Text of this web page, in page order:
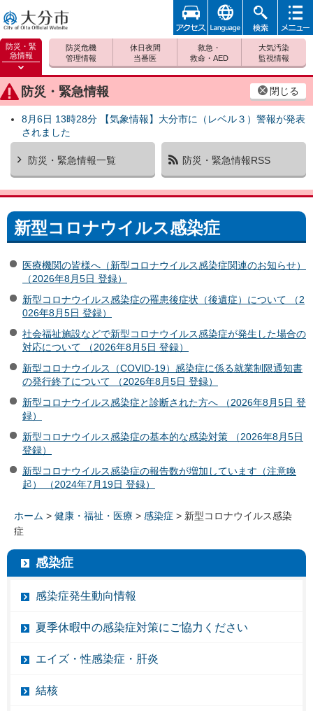
大分市
防災・緊
急情報
防災緊
急情報
を開く
防災・緊急情報 閉じる
8月6日 13時28分 【気象情報】大分市に（レベル３）警報が発表
されました
防災・緊急情報一覧 防災・緊急情報RSS
防災危機
管理情報
休日夜間
当番医
救急・
救命・AED
大気汚染
監視情報
アクセ
ス
foreign 検索
メニュ
新型コロナウイルス感染症
医療機関の皆様へ（新型コロナウイルス感染症関連のお知らせ）
（2026年8月5日 登録）
新型コロナウイルス感染症の罹患後症状（後遺症）について （2
026年8月5日 登録）
社会福祉施設などで新型コロナウイルス感染症が発生した場合の
対応について （2026年8月5日 登録）
新型コロナウイルス（COVID-19）感染症に係る就業制限通知書
の発行終了について （2026年8月5日 登録）
新型コロナウイルス感染症と診断された方へ （2026年8月5日 登
録）
新型コロナウイルス感染症の基本的な感染対策 （2026年8月5日
登録）
新型コロナウイルス感染症の報告数が増加しています（注意喚
起） （2024年7月19日 登録）
ホーム > 健康・福祉・医療 > 感染症 > 新型コロナウイルス感染
症
感染症
感染症発生動向情報
夏季休暇中の感染症対策にご協力ください
エイズ・性感染症・肝炎
結核